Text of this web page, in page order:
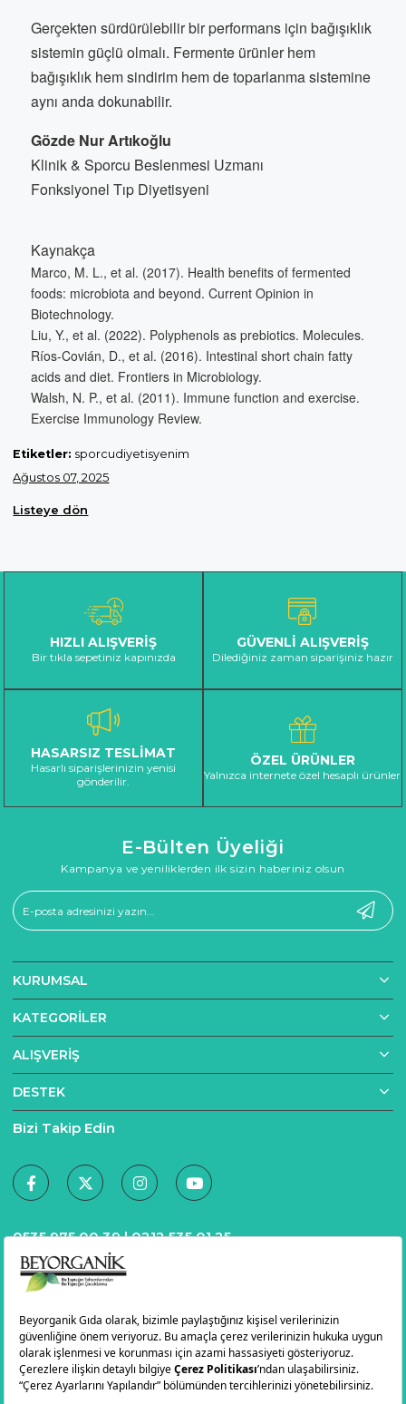
Gerçekten sürdürülebilir bir performans için bağışıklık
sistemin güçlü olmalı. Fermente ürünler hem
bağışıklık hem sindirim hem de toparlanma sistemine
aynı anda dokunabilir.
Gözde Nur Artıkoğlu
Klinik & Sporcu Beslenmesi Uzmanı
Fonksiyonel Tıp Diyetisyeni
Kaynakça
Marco, M. L., et al. (2017). Health benefits of fermented
foods: microbiota and beyond. Current Opinion in
Biotechnology.
Liu, Y., et al. (2022). Polyphenols as prebiotics. Molecules.
Ríos-Covián, D., et al. (2016). Intestinal short chain fatty
acids and diet. Frontiers in Microbiology.
Walsh, N. P., et al. (2011). Immune function and exercise.
Exercise Immunology Review.
Etiketler: sporcudiyetisyenim
Ağustos 07, 2025
Listeye dön
HIZLI ALIŞVERİŞ
Bir tıkla sepetiniz kapınızda
GÜVENLİ ALIŞVERİŞ
Dilediğiniz zaman siparişiniz hazır
HASARSIZ TESLİMAT
Hasarlı siparişlerinizin yenisi
gönderilir.
ÖZEL ÜRÜNLER
Yalnızca internete özel hesaplı ürünler
E-Bülten Üyeliği
Kampanya ve yeniliklerden ilk sizin haberiniz olsun
KURUMSAL
KATEGORILER
ALIŞVERIŞ
DESTEK
Bizi Takip Edin
0535 975 00 39 |0212 535 01 25